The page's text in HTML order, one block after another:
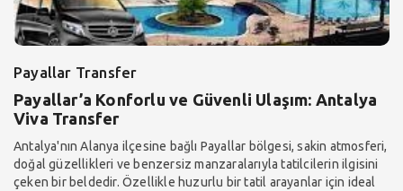
Payallar Transfer
Payallar’a Konforlu ve Güvenli Ulaşım: Antalya
Viva Transfer
Antalya'nın Alanya ilçesine bağlı Payallar bölgesi, sakin atmosferi,
doğal güzellikleri ve benzersiz manzaralarıyla tatilcilerin ilgisini
çeken bir beldedir. Özellikle huzurlu bir tatil arayanlar için ideal